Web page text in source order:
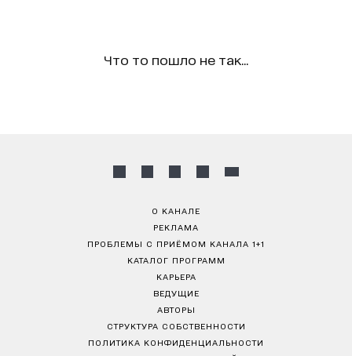
Что то пошло не так...
О КАНАЛЕ
РЕКЛАМА
ПРОБЛЕМЫ С ПРИЁМОМ КАНАЛА 1+1
КАТАЛОГ ПРОГРАММ
КАРЬЕРА
ВЕДУЩИЕ
АВТОРЫ
СТРУКТУРА СОБСТВЕННОСТИ
ПОЛИТИКА КОНФИДЕНЦИАЛЬНОСТИ